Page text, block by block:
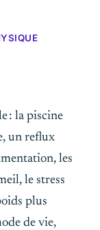
: la piscine
un reflux
les
le stress
plus
de vie,